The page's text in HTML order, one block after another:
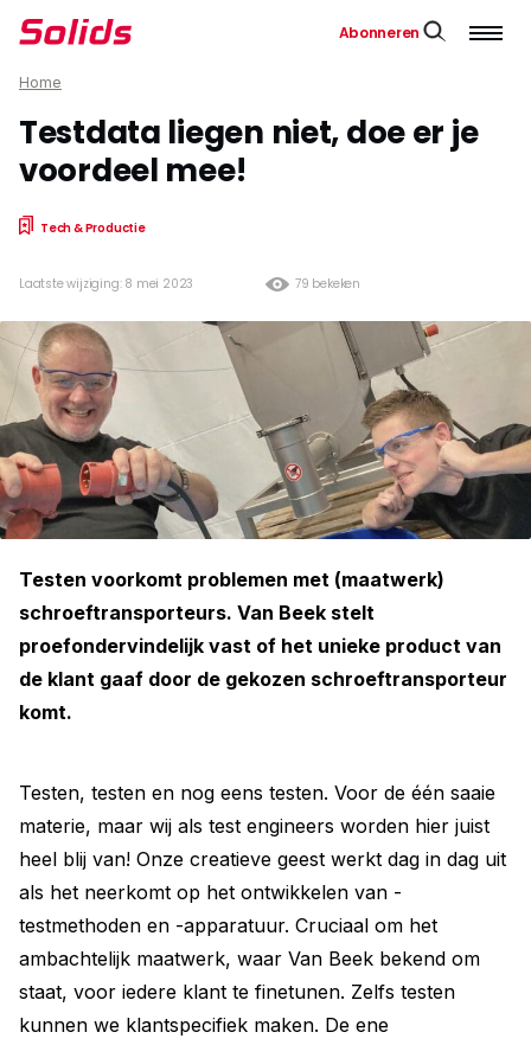
Abonneren
Home
Testdata liegen niet, doe er je
voordeel mee!
Tech & Productie
79 bekeken
Laatste wijziging: 8 mei 2023
Testen voorkomt problemen met (maatwerk)
schroeftransporteurs. Van Beek stelt
proefondervindelijk vast of het unieke product van
de klant gaaf door de gekozen schroeftransporteur
komt.
Testen, testen en nog eens testen. Voor de één saaie
materie, maar wij als test engineers worden hier juist
heel blij van! Onze creatieve geest werkt dag in dag uit
als het neerkomt op het ontwikkelen van ­
testmethoden en -apparatuur. Cruciaal om het
ambachtelijk maatwerk, waar Van Beek bekend om
staat, voor iedere klant te finetunen. Zelfs testen
kunnen we klantspecifiek maken. De ene